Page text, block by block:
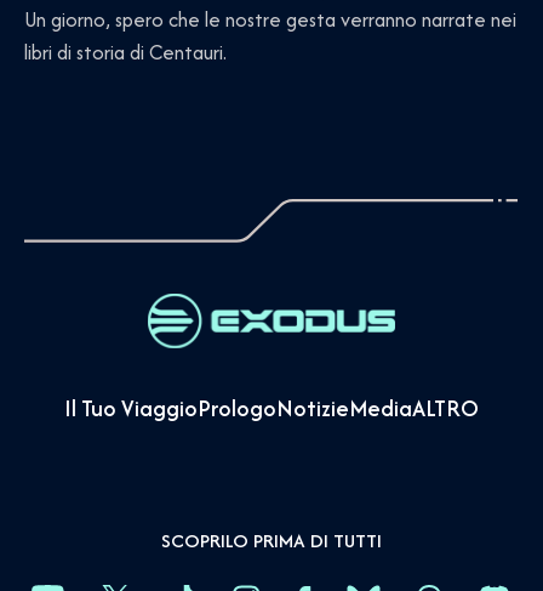
Un giorno, spero che le nostre gesta verranno narrate nei
libri di storia di Centauri.
Il Tuo ViaggioPrologoNotizieMediaALTRO
SCOPRILO PRIMA DI TUTTI